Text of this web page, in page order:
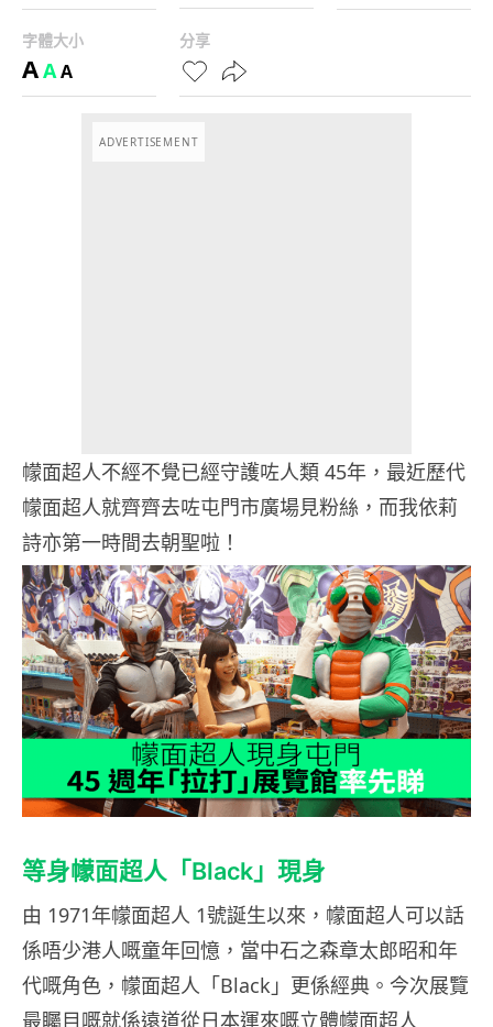
字體大小
AAA
分享
ADVERTISEMENT
幪面超人不經不覺已經守護咗人類 45年，最近歷代
幪面超人就齊齊去咗屯門市廣場見粉絲，而我依莉
詩亦第一時間去朝聖啦！
等身幪面超人「Black」現身
由 1971年幪面超人 1號誕生以來，幪面超人可以話
係唔少港人嘅童年回憶，當中石之森章太郎昭和年
代嘅角色，幪面超人「Black」更係經典。今次展覽
最矚目嘅就係遠道從日本運來嘅立體幪面超人